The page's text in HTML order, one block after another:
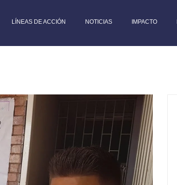
LÍNEAS DE ACCIÓN NOTICIAS IMPACTO